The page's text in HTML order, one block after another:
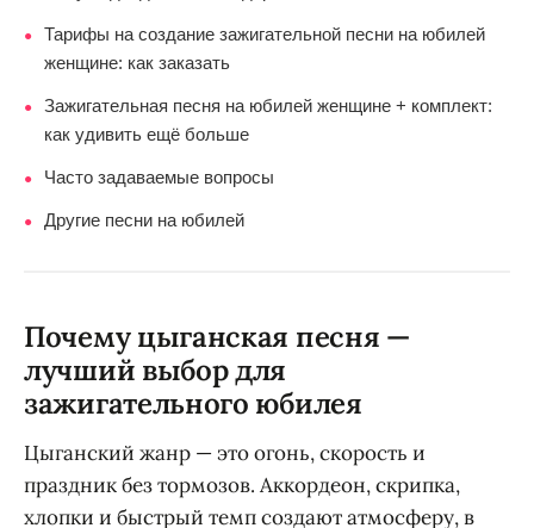
●
Тарифы на создание зажигательной песни на юбилей
женщине: как заказать
●
Зажигательная песня на юбилей женщине + комплект:
как удивить ещё больше
● Часто задаваемые вопросы
● Другие песни на юбилей
Почему цыганская песня —
лучший выбор для
зажигательного юбилея
Цыганский жанр — это огонь, скорость и
праздник без тормозов. Аккордеон, скрипка,
хлопки и быстрый темп создают атмосферу, в